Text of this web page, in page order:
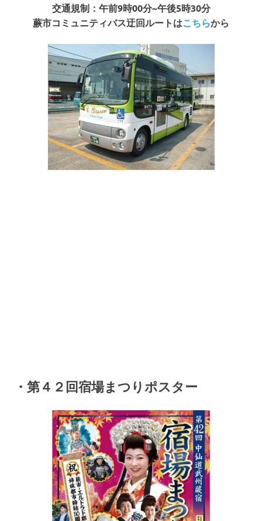
交通規制：午前9時00分~午後5時30分
蕨市コミュニティバス迂回ルートはこちらから
・第４２回宿場まつりポスター